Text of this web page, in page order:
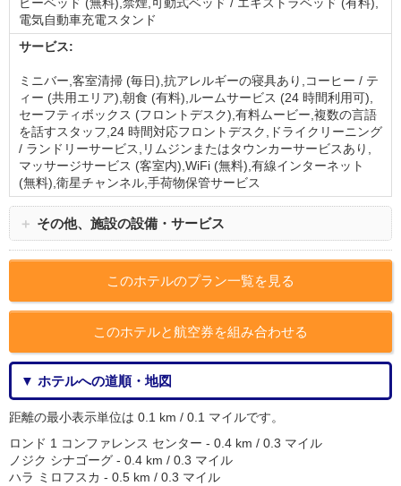
電気自動車充電スタンド
サービス:
ミニバー,客室清掃 (毎日),抗アレルギーの寝具あり,コーヒー / テ
ィー (共用エリア),朝食 (有料),ルームサービス (24 時間利用可),
セーフティボックス (フロントデスク),有料ムービー,複数の言語
を話すスタッフ,24 時間対応フロントデスク,ドライクリーニング
/ ランドリーサービス,リムジンまたはタウンカーサービスあり,
マッサージサービス (客室内),WiFi (無料),有線インターネット
(無料),衛星チャンネル,手荷物保管サービス
＋ その他、施設の設備・サービス
このホテルのプラン一覧を見る
このホテルと航空券を組み合わせる
▼ ホテルへの道順・地図
距離の最小表示単位は 0.1 km / 0.1 マイルです。
ロンド 1 コンファレンス センター - 0.4 km / 0.3 マイル
ノジク シナゴーグ - 0.4 km / 0.3 マイル
ハラ ミロフスカ - 0.5 km / 0.3 マイル